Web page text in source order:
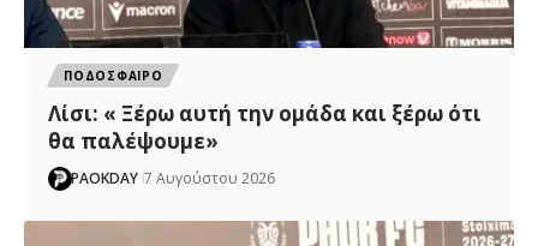
ΠΟΔΟΣΦΑΙΡΟ
Λίσι: « Ξέρω αυτή την ομάδα και ξέρω ότι
θα παλέψουμε»
PAOKDAY 7 Αυγούστου 2026